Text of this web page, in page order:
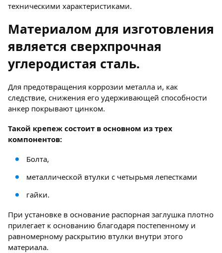
техническими характеристиками.
Материалом для изготовления
является сверхпрочная
углеродистая сталь.
Для предотвращения коррозии металла и, как
следствие, снижения его удерживающей способности
анкер покрывают цинком.
Такой крепеж состоит в основном из трех
компонентов:
Болта,
металлической втулки с четырьмя лепестками
гайки.
При установке в основание распорная заглушка плотно
прилегает к основанию благодаря постепенному и
равномерному раскрытию втулки внутри этого
материала.